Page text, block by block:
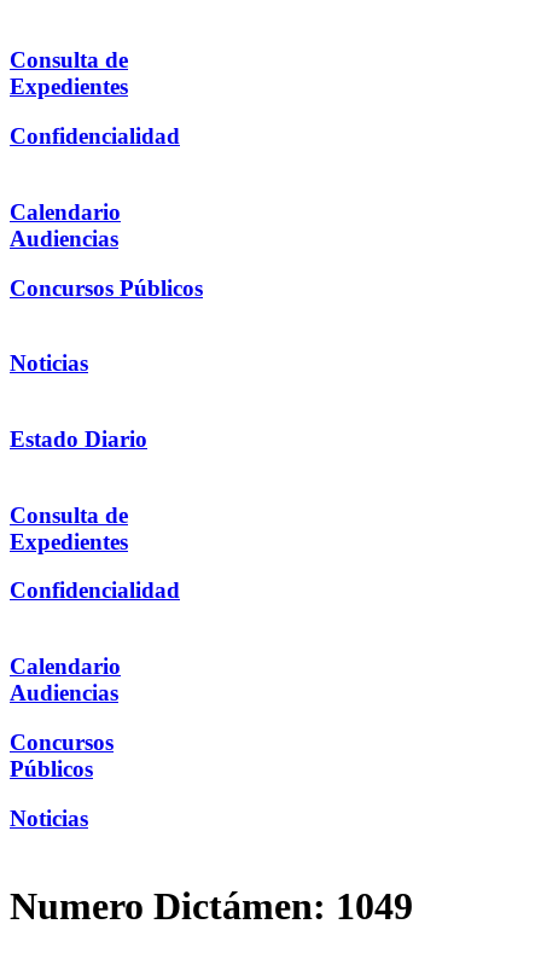
Consulta de
Expedientes
Confidencialidad
Calendario
Audiencias
Concursos Públicos
Noticias
Estado Diario
Consulta de
Expedientes
Confidencialidad
Calendario
Audiencias
Concursos
Públicos
Noticias
Numero Dictámen: 1049